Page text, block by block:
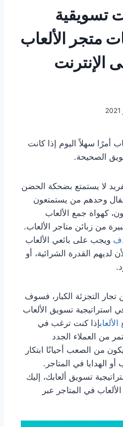
تسويقية
متجر الألعاب
الإنترنت
أمرًا سهلاً اليوم إذا كانت
الصحيحة.
لا يستمتع بضحكة الحضن
وحدهم من يستمتعون
كهواة جمع الألعاب
من زبائن متاجر الألعاب.
ويجب على بائعي الألعاب
لديهم القدرة الشرائية، أو
التجزئة الكبار، فسوف
استراتيجية تسويق الألعاب
إذا كنت ترغب في
من العملاء الجدد
من الصعب أحيانًا ابتكار
الهدايا في المتاجر.
تسويق ألعابك، إليك
في المتاجر عبر